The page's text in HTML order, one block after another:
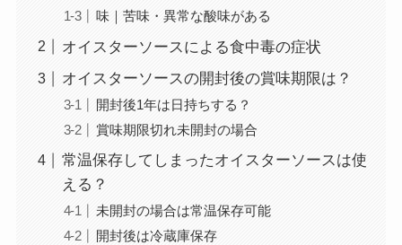
味｜苦味・異常な酸味がある
オイスターソースによる食中毒の症状
オイスターソースの開封後の賞味期限は？
開封後1年は日持ちする？
賞味期限切れ未開封の場合
常温保存してしまったオイスターソースは使
える？
未開封の場合は常温保存可能
開封後は冷蔵庫保存